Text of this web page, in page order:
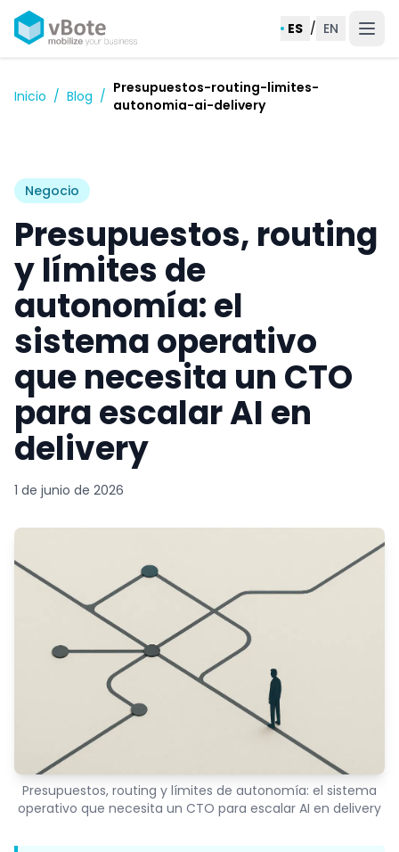
ES / EN
Inicio / Blog / Presupuestos-routing-limites-
autonomia-ai-delivery
Negocio
Presupuestos, routing
y límites de
autonomía: el
sistema operativo
que necesita un CTO
para escalar AI en
delivery
1 de junio de 2026
Presupuestos, routing y límites de autonomía: el sistema
operativo que necesita un CTO para escalar AI en delivery